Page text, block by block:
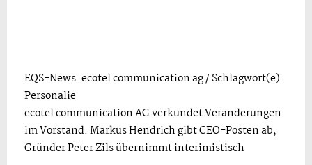
EQS-News: ecotel communication ag / Schlagwort(e):
Personalie
ecotel communication AG verkündet Veränderungen
im Vorstand: Markus Hendrich gibt CEO-Posten ab,
Gründer Peter Zils übernimmt interimistisch